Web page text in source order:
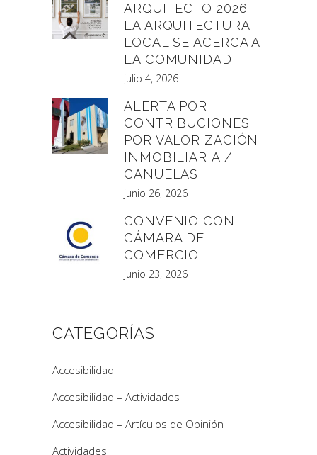
ARQUITECTO 2026:
LA ARQUITECTURA
LOCAL SE ACERCA A
LA COMUNIDAD
julio 4, 2026
ALERTA POR
CONTRIBUCIONES
POR VALORIZACIÓN
INMOBILIARIA /
CAÑUELAS
junio 26, 2026
CONVENIO CON
CÁMARA DE
COMERCIO
junio 23, 2026
CATEGORÍAS
Accesibilidad
Accesibilidad – Actividades
Accesibilidad – Artículos de Opinión
Actividades